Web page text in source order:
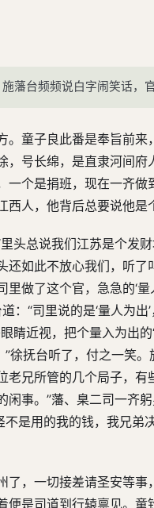
藩台频频说白字闹笑话，官
童子良此番是奉旨前
号长绵，是直隶河间
个是捐班，现在一齐
人，他背后总要说他是
头总说我们江苏是个发
如此不放心我们，听了
做了这个官，急急的‘
：“司里说的是‘量人为
近视，把个量入为出的
”徐抚台听了，付之一笑
兄所管的几个局子，
事。”藩、臬二司一齐
是用的我的钱，我兄弟
，一切接差请圣安等
是司道到行辕禀见。